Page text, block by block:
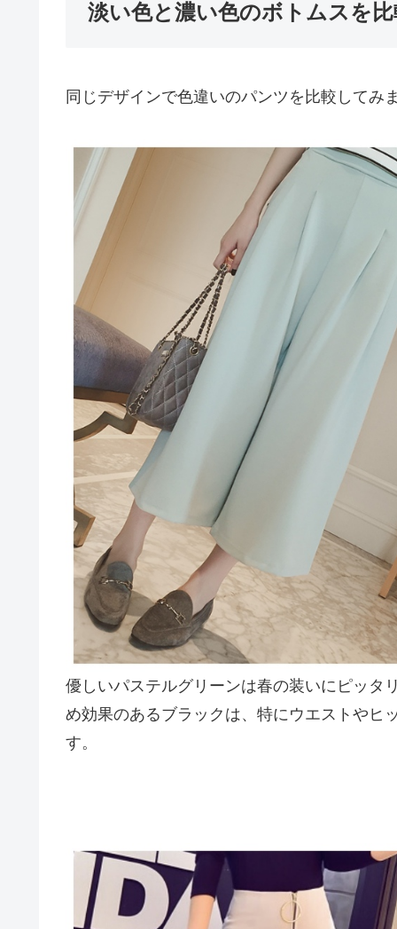
淡い色と濃い色のボトムスを
同じデザインで色違いのパンツを比較してみ
優しいパステルグリーンは春の装いにピッタ
め効果のあるブラックは、特にウエストやヒ
す。